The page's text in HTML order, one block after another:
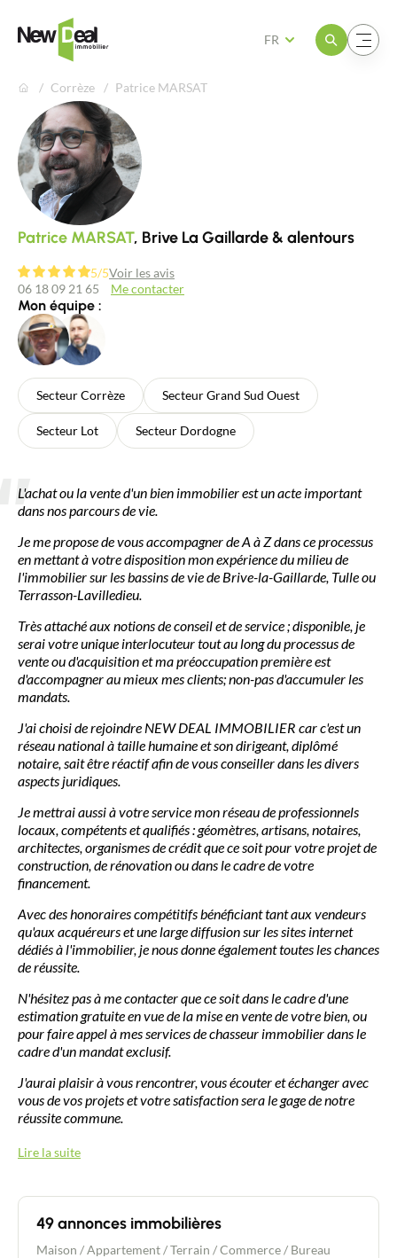
Ouvrir le menuOuvrir le menu
FR
Corrèze Patrice MARSAT
Patrice MARSAT, Brive La Gaillarde & alentours
5/5Voir les avis
06 18 09 21 65
Me contacter
Mon équipe :
Secteur Corrèze Secteur Grand Sud Ouest
Secteur Lot Secteur Dordogne
L'achat ou la vente d'un bien immobilier est un acte important
dans nos parcours de vie.
Je me propose de vous accompagner de A à Z dans ce processus
en mettant à votre disposition mon expérience du milieu de
l'immobilier sur les bassins de vie de Brive-la-Gaillarde, Tulle ou
Terrasson-Lavilledieu.
Très attaché aux notions de conseil et de service ; disponible, je
serai votre unique interlocuteur tout au long du processus de
vente ou d'acquisition et ma préoccupation première est
d'accompagner au mieux mes clients; non-pas d'accumuler les
mandats.
J'ai choisi de rejoindre NEW DEAL IMMOBILIER car c'est un
réseau national à taille humaine et son dirigeant, diplômé
notaire, sait être réactif afin de vous conseiller dans les divers
aspects juridiques.
Je mettrai aussi à votre service mon réseau de professionnels
locaux, compétents et qualifiés : géomètres, artisans, notaires,
architectes, organismes de crédit que ce soit pour votre projet de
construction, de rénovation ou dans le cadre de votre
financement.
Avec des honoraires compétitifs bénéficiant tant aux vendeurs
qu'aux acquéreurs et une large diffusion sur les sites internet
dédiés à l'immobilier, je nous donne également toutes les chances
de réussite.
N'hésitez pas à me contacter que ce soit dans le cadre d'une
estimation gratuite en vue de la mise en vente de votre bien, ou
pour faire appel à mes services de chasseur immobilier dans le
cadre d'un mandat exclusif.
J'aurai plaisir à vous rencontrer, vous écouter et échanger avec
vous de vos projets et votre satisfaction sera le gage de notre
réussite commune.
Lire la suite
49 annonces immobilières
Maison /Appartement/Terrain /Commerce / Bureau